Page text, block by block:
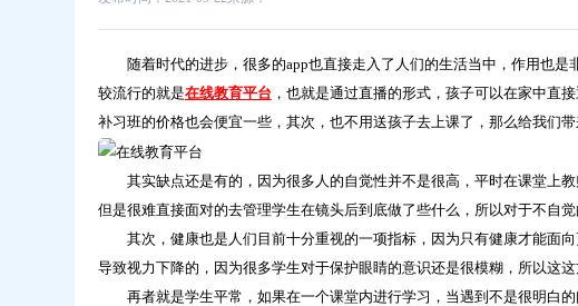
随着时代的进步，很多的app也直接走入了人们的生活当中，作用也是
较流行的就是在线教育平台 ，也就是通过直播的形式，孩子可以在家中直
补习班的价格也会便宜一些，其次，也不用送孩子去上课了，那么给我们
其实缺点还是有的，因为很多人的自觉性并不是很高，平时在课堂上
但是很难直接面对的去管理学生在镜头后到底做了些什么，所以对于不自
其次，健康也是人们目前十分重视的一项指标，因为只有健康才能面
导致视力下降的，因为很多学生对于保护眼睛的意识还是很模糊，所以这
再者就是学生平常，如果在一个课堂内进行学习，当遇到不是很明白